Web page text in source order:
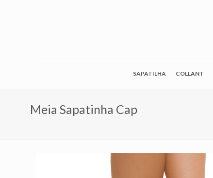
SAPATILHA COLLANT
Meia Sapatinha Cap